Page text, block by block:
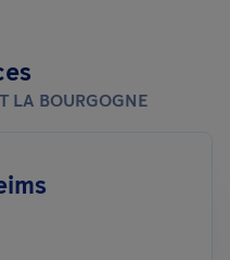
LA BOURGOGNE